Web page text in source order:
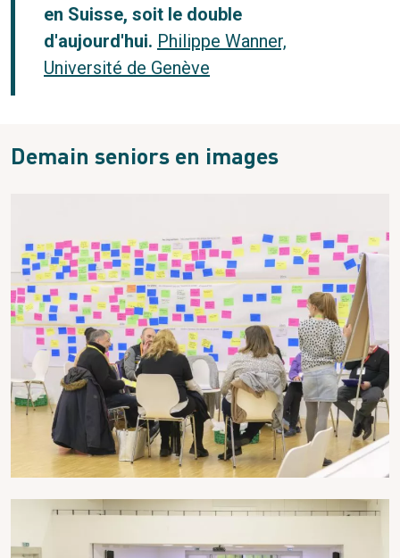
en Suisse, soit ​​​​​​le double
d'aujourd'hui. Philippe Wanner,
Université de Genève
Demain seniors en images